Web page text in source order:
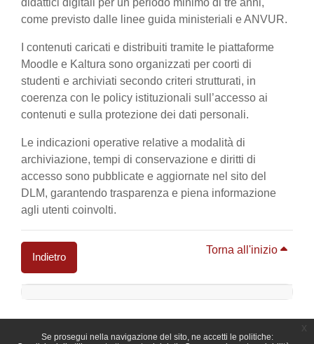
Se prosegui nella navigazione del sito, ne accetti le politiche:
didattici digitali per un periodo minimo di tre anni,
come previsto dalle linee guida ministeriali e ANVUR.
I contenuti caricati e distribuiti tramite le piattaforme
Moodle e Kaltura sono organizzati per coorti di
studenti e archiviati secondo criteri strutturati, in
coerenza con le policy istituzionali sull’accesso ai
contenuti e sulla protezione dei dati personali.
Le indicazioni operative relative a modalità di
archiviazione, tempi di conservazione e diritti di
accesso sono pubblicate e aggiornate nel sito del
DLM, garantendo trasparenza e piena informazione
agli utenti coinvolti.
Indietro
Torna all'inizio
Blocchi